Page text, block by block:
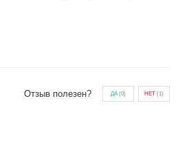
Отзыв полезен? ДА(0) НЕТ (1)